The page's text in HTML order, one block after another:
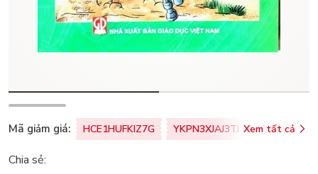
Mã giảm giá: HCE1HUFKIZ7G YKPN3XJAJ3TJ Xem tất cả
Chia sẻ: